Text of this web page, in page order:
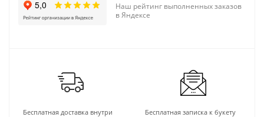
Наш рейтинг выполненных заказов
в Яндексе
Бесплатная доставка внутри
Бесплатная записка к букету